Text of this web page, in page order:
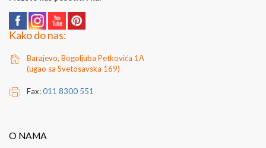
Kako do nas:
Barajevo, Bogoljuba Petkovića 1A
(ugao sa Svetosavska 169)
Fax:011 8300 551
O NAMA